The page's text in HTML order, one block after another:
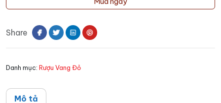
Prunotto
Turot
lượng
Share
Danh mục: Rượu Vang Đỏ
Mô tả